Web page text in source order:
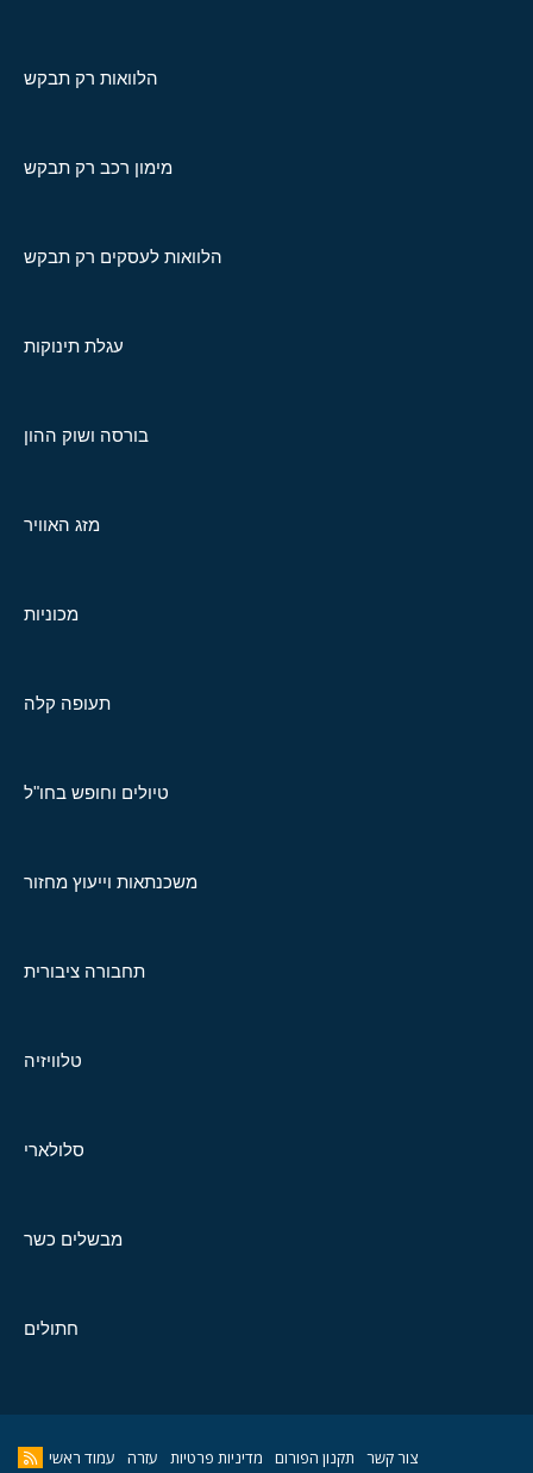
הלוואות רק תבקש
מימון רכב רק תבקש
הלוואות לעסקים רק תבקש
עגלת תינוקות
בורסה ושוק ההון
מזג האוויר
מכוניות
תעופה קלה
טיולים וחופש בחו"ל
משכנתאות וייעוץ מחזור
תחבורה ציבורית
טלוויזיה
סלולארי
מבשלים כשר
חתולים
צור קשר תקנון הפורום מדיניות פרטיות עזרה עמוד ראשי